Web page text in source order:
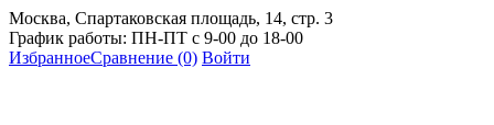
Москва, Спартаковская площадь, 14, стр. 3
График работы: ПН-ПТ с 9-00 до 18-00
ИзбранноеСравнение (0) Войти